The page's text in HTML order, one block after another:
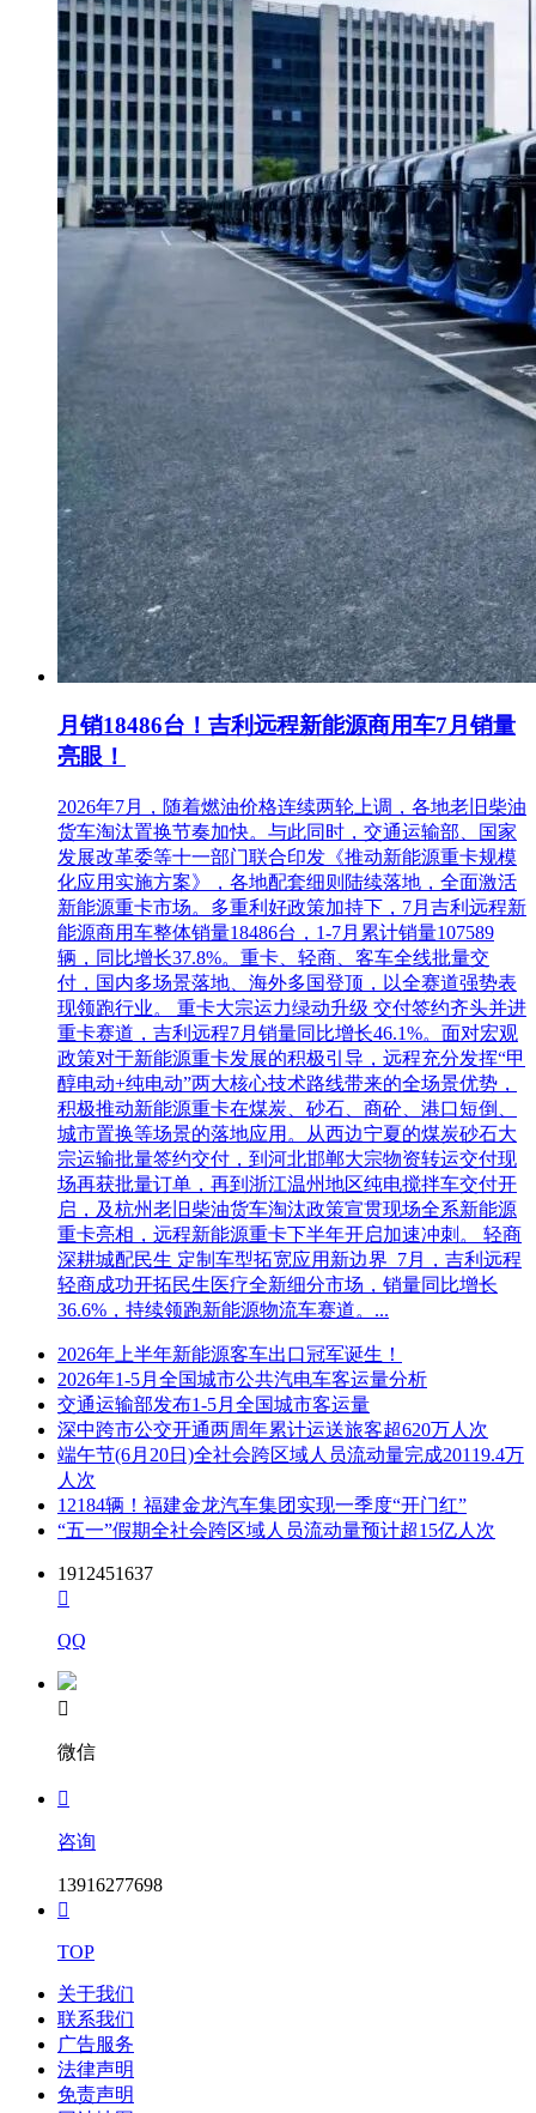
名 称：福建筑宏建设工程管理有限公司
地址：泉州市丰泽区城东片区金庄街金凤屿花苑9号楼2楼
联系方式：小庄、小林 0595－28808829、E-mail：
dl@fjzhuhong.com
3.项目联系方式
项目联系人：小庄、小林
电话：0595－28808829
月销18486台！吉利远程新能源商用车7月销量
亮眼！
2026年7月，随着燃油价格连续两轮上调，各地老旧柴油
货车淘汰置换节奏加快。与此同时，交通运输部、国家
发展改革委等十一部门联合印发《推动新能源重卡规模
化应用实施方案》，各地配套细则陆续落地，全面激活
新能源重卡市场。多重利好政策加持下，7月吉利远程新
能源商用车整体销量18486台，1-7月累计销量107589
辆，同比增长37.8%。重卡、轻商、客车全线批量交
付，国内多场景落地、海外多国登顶，以全赛道强势表
现领跑行业。 重卡大宗运力绿动升级 交付签约齐头并进
重卡赛道，吉利远程7月销量同比增长46.1%。面对宏观
政策对于新能源重卡发展的积极引导，远程充分发挥“甲
醇电动+纯电动”两大核心技术路线带来的全场景优势，
积极推动新能源重卡在煤炭、砂石、商砼、港口短倒、
城市置换等场景的落地应用。从西边宁夏的煤炭砂石大
宗运输批量签约交付，到河北邯郸大宗物资转运交付现
场再获批量订单，再到浙江温州地区纯电搅拌车交付开
启，及杭州老旧柴油货车淘汰政策宣贯现场全系新能源
重卡亮相，远程新能源重卡下半年开启加速冲刺。 轻商
深耕城配民生 定制车型拓宽应用新边界 7月，吉利远程
轻商成功开拓民生医疗全新细分市场，销量同比增长
36.6%，持续领跑新能源物流车赛道。...
2026年上半年新能源客车出口冠军诞生！
2026年1-5月全国城市公共汽电车客运量分析
交通运输部发布1-5月全国城市客运量
深中跨市公交开通两周年累计运送旅客超620万人次
端午节(6月20日)全社会跨区域人员流动量完成20119.4万
人次
12184辆！福建金龙汽车集团实现一季度“开门红”
“五一”假期全社会跨区域人员流动量预计超15亿人次
1912451637

QQ

微信

咨询
13916277698

TOP
关于我们
联系我们
广告服务
法律声明
免责声明